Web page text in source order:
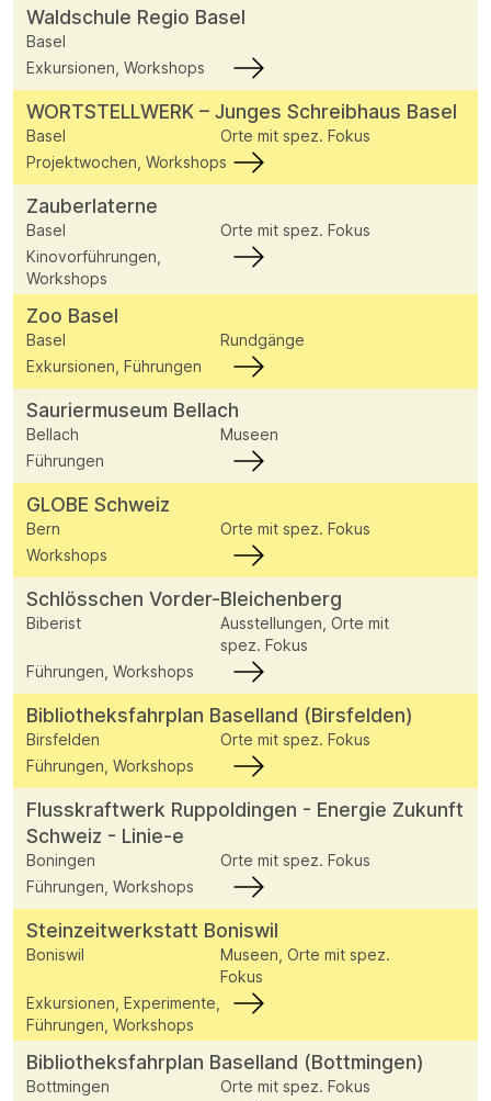
Waldschule Regio Basel
Basel
Exkursionen, Workshops
WORTSTELLWERK – Junges Schreibhaus Basel
Basel
Orte mit spez. Fokus
Projektwochen, Workshops
Zauberlaterne
Basel
Orte mit spez. Fokus
Kinovorführungen,
Workshops
Zoo Basel
Basel
Rundgänge
Exkursionen, Führungen
Sauriermuseum Bellach
Bellach
Museen
Führungen
GLOBE Schweiz
Bern
Orte mit spez. Fokus
Workshops
Schlösschen Vorder-Bleichenberg
Biberist
Ausstellungen, Orte mit
spez. Fokus
Führungen, Workshops
Bibliotheksfahrplan Baselland (Birsfelden)
Birsfelden
Orte mit spez. Fokus
Führungen, Workshops
Flusskraftwerk Ruppoldingen - Energie Zukunft
Schweiz - Linie-e
Boningen
Orte mit spez. Fokus
Führungen, Workshops
Steinzeitwerkstatt Boniswil
Boniswil
Museen, Orte mit spez.
Fokus
Exkursionen, Experimente,
Führungen, Workshops
Bibliotheksfahrplan Baselland (Bottmingen)
Bottmingen
Orte mit spez. Fokus